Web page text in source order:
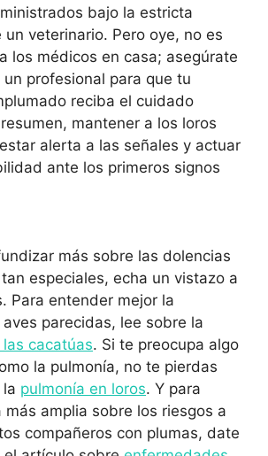
bajo la estricta
un veterinario. Pero oye, no es
los médicos en casa; asegúrate
profesional para que tu
reciba el cuidado
mantener a los loros
alerta a las señales y actuar
ante los primeros signos
más sobre las dolencias
especiales, echa un vistazo a
Para entender mejor la
parecidas, lee sobre la
cacatúas. Si te preocupa algo
la pulmonía, no te pierdas
pulmonía en loros. Y para
amplia sobre los riesgos a
compañeros con plumas, date